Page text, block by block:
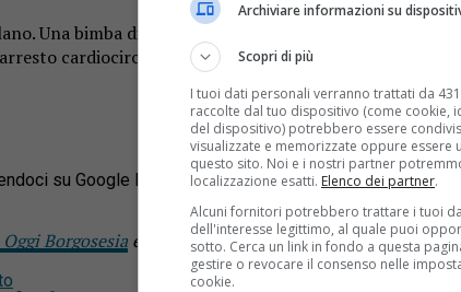
Una bimba di 3 anni è stata portata di corsa in
cardiocircolatorio, il personale medico è
su Google News!
Borgosesia e segui la nostrapagina Facebook
Archiviare informazioni su
Scopri di più
I tuoi dati personali verranno trattati da
raccolte dal tuo dispositivo (come cookie,
del dispositivo) potrebbero essere
visualizzate e memorizzate oppure essere
questo sito. Noi e i nostri partner
localizzazione esatti. Elenco dei partner.
Alcuni fornitori potrebbero trattare i tuoi
dell'interesse legittimo, al quale puoi
sotto. Cerca un link in fondo a questa
gestire o revocare il consenso nelle
cookie.